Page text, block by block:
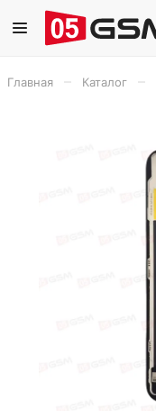
Главная Каталог